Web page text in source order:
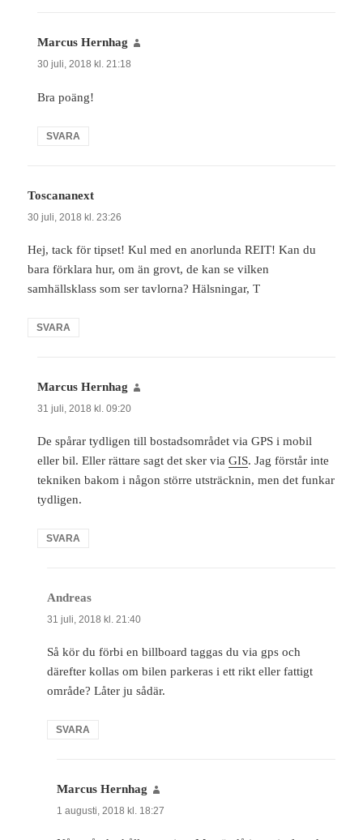
Marcus Hernhag
30 juli, 2018 kl. 21:18
Bra poäng!
SVARA
Toscananext
30 juli, 2018 kl. 23:26
Hej, tack för tipset! Kul med en anorlunda REIT! Kan du
bara förklara hur, om än grovt, de kan se vilken
samhällsklass som ser tavlorna? Hälsningar, T
SVARA
Marcus Hernhag
31 juli, 2018 kl. 09:20
De spårar tydligen till bostadsområdet via GPS i mobil
eller bil. Eller rättare sagt det sker viaGIS. Jag förstår inte
tekniken bakom i någon större utsträcknin, men det funkar
tydligen.
SVARA
Andreas
31 juli, 2018 kl. 21:40
Så kör du förbi en billboard taggas du via gps och
därefter kollas om bilen parkeras i ett rikt eller fattigt
område? Låter ju sådär.
SVARA
Marcus Hernhag
1 augusti, 2018 kl. 18:27